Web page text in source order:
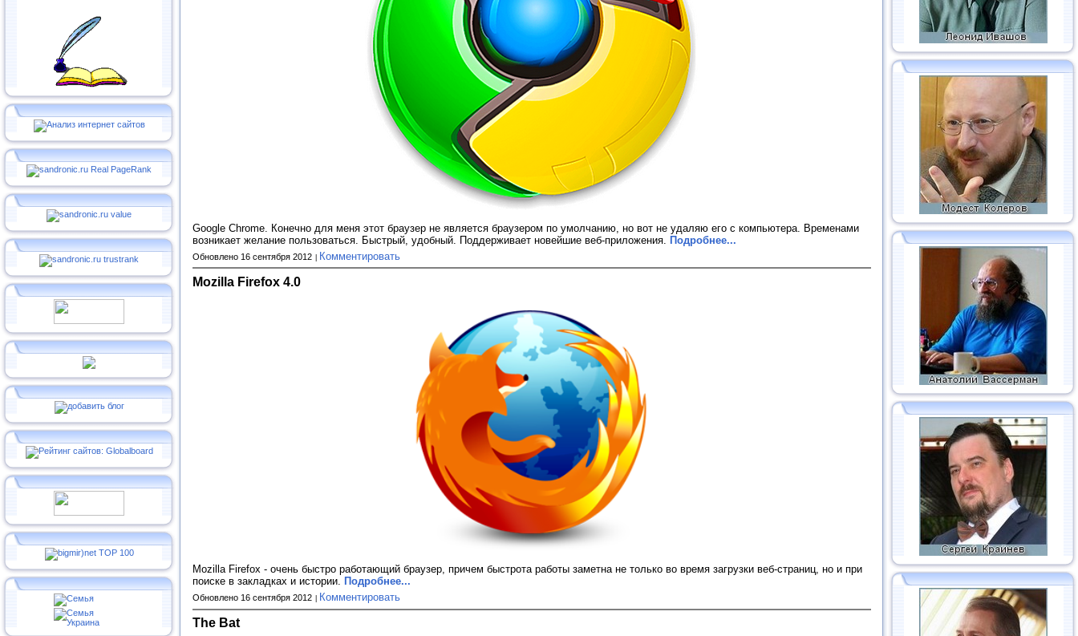
Google Chrome. Конечно для меня этот браузер не является браузером по умолчанию, но вот не удаляю его с компьютера. Временами
возникает желание пользоваться. Быстрый, удобный. Поддерживает новейшие веб-приложения. Подробнее...
Обновлено 16 сентября 2012 Комментировать
Mozilla Firefox 4.0
Mozilla Firefox - очень быстро работающий браузер, причем быстрота работы заметна не только во время загрузки веб-страниц, но и при
поиске в закладках и истории. Подробнее...
Обновлено 16 сентября 2012 Комментировать
The Bat